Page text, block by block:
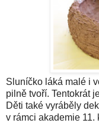
Sluníčko láká malé i
pilně tvoří. Tentokrát
Děti také vyráběly
v rámci akademie 11.